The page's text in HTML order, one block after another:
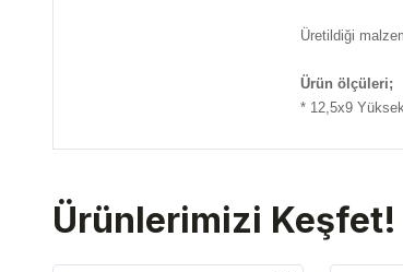
Üretildiği
Ürün ölçüleri;
* 12,5x9
Ürünlerimizi Keşfet!